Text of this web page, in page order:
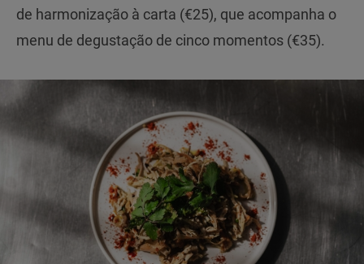
de harmonização à carta (€25), que acompanha o
menu de degustação de cinco momentos (€35).